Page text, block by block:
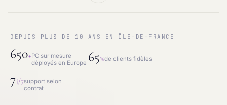
DEPUIS PLUS DE 10 ANS EN ÎLE-DE-FRANCE
650+PC sur mesure
déployés en Europe 65%de clients fidèles
7j/7support selon
contrat